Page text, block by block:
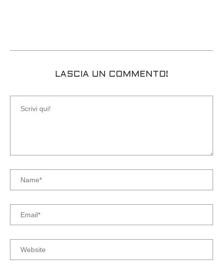
LASCIA UN COMMENTO!